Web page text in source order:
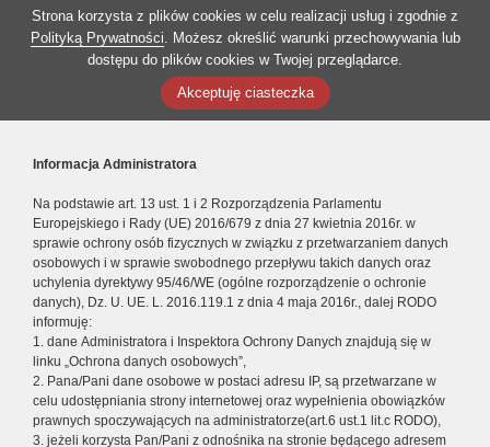
Strona korzysta z plików cookies w celu realizacji usług i zgodnie z
Polityką Prywatności. Możesz określić warunki przechowywania lub
dostępu do plików cookies w Twojej przeglądarce.
Akceptuję ciasteczka
Informacja Administratora
Na podstawie art. 13 ust. 1 i 2 Rozporządzenia Parlamentu
Europejskiego i Rady (UE) 2016/679 z dnia 27 kwietnia 2016r. w
sprawie ochrony osób fizycznych w związku z przetwarzaniem danych
osobowych i w sprawie swobodnego przepływu takich danych oraz
uchylenia dyrektywy 95/46/WE (ogólne rozporządzenie o ochronie
danych), Dz. U. UE. L. 2016.119.1 z dnia 4 maja 2016r., dalej RODO
informuję:
1. dane Administratora i Inspektora Ochrony Danych znajdują się w
linku „Ochrona danych osobowych”,
2. Pana/Pani dane osobowe w postaci adresu IP, są przetwarzane w
celu udostępniania strony internetowej oraz wypełnienia obowiązków
prawnych spoczywających na administratorze(art.6 ust.1 lit.c RODO),
3. jeżeli korzysta Pan/Pani z odnośnika na stronie będącego adresem